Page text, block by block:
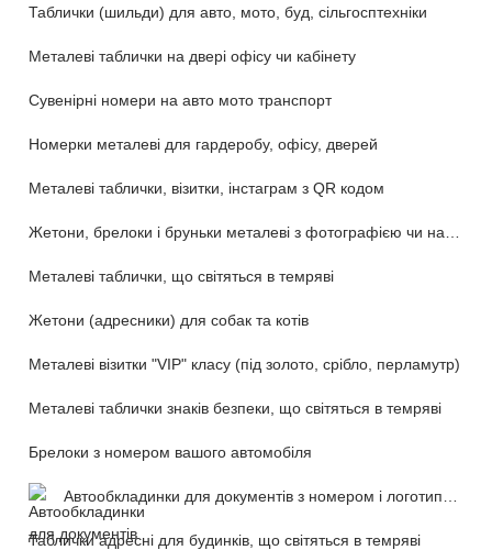
Таблички (шильди) для авто, мото, буд, сільгосптехніки
Металеві таблички на двері офісу чи кабінету
Сувенірні номери на авто мото транспорт
Номерки металеві для гардеробу, офісу, дверей
Металеві таблички, візитки, інстаграм з QR кодом
Металеві таблички, що світяться в темряві
Жетони (адресники) для собак та котів
Металеві візитки "VIP" класу (під золото, срібло, перламутр)
Металеві таблички знаків безпеки, що світяться в темряві
Брелоки з номером вашого автомобіля
Таблички адресні для будинків, що світяться в темряві